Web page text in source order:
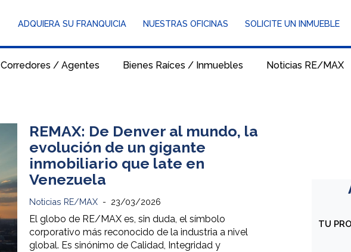
ADQUIERA SU FRANQUICIA NUESTRAS OFICINAS SOLICITE UN INMUEBLE
Corredores / Agentes Bienes Raíces / Inmuebles Noticias RE/MAX
REMAX: De Denver al mundo, la
evolución de un gigante
inmobiliario que late en
Venezuela
Noticias RE/MAX 23/03/2026
El globo de RE/MAX es, sin duda, el símbolo
corporativo más reconocido de la industria a nivel
global. Es sinónimo de Calidad, Integridad y
TU